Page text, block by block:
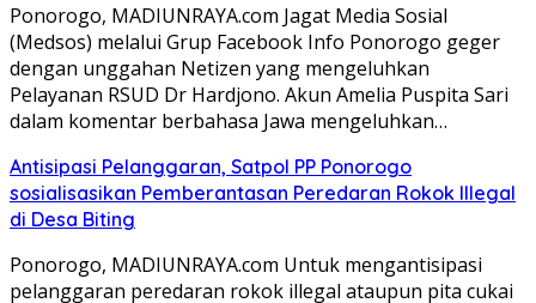
Ponorogo, MADIUNRAYA.com Jagat Media Sosial
(Medsos) melalui Grup Facebook Info Ponorogo geger
dengan unggahan Netizen yang mengeluhkan
Pelayanan RSUD Dr Hardjono. Akun Amelia Puspita Sari
dalam komentar berbahasa Jawa mengeluhkan…
Antisipasi Pelanggaran, Satpol PP Ponorogo
sosialisasikan Pemberantasan Peredaran Rokok Illegal
di Desa Biting
Ponorogo, MADIUNRAYA.com Untuk mengantisipasi
pelanggaran peredaran rokok illegal ataupun pita cukai